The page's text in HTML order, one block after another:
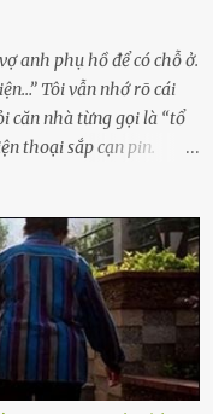
lặng lẽ. Nét mặt đỏ
anh phụ hồ để có chỗ ở.
Tôi vẫn nhớ rõ cái
căn nhà từng gọi là “tổ
thoại sắp cạn pin.
cái thân bất tài chỉ biết
cửa trước mặt tôi.
án lạnh lùng. Tôi
đâu, về đâu. Bố mẹ tôi
cũng thưa thớt, chẳng
tá túc. Bạn bè? Ai cũng
đặt cược cả thanh